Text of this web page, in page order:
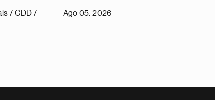
/ GDD /
Ago 05, 2026